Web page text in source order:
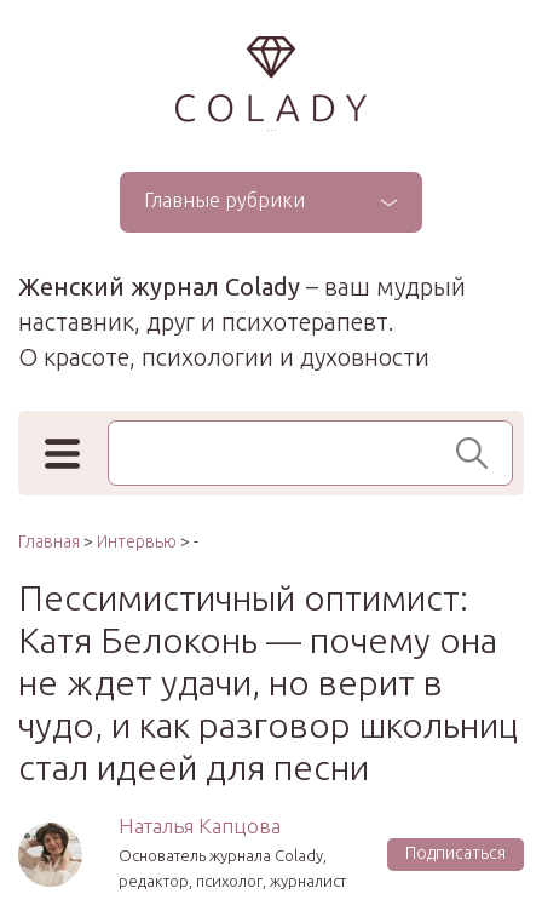
...
Главные рубрики
Женский журнал Colady – ваш мудрый
наставник, друг и психотерапевт.
О красоте, психологии и духовности
Поиск по сайту
Главная > Интервью > -
Пессимистичный оптимист:
Катя Белоконь — почему она
не ждет удачи, но верит в
чудо, и как разговор школьниц
стал идеей для песни
Наталья Капцова
Основатель журнала Colady,
редактор, психолог, журналист
Подписаться